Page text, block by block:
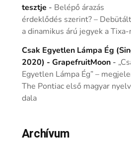
tesztje - Belépő árazás
érdeklődés szerint? –
a dinamikus árú jegyek a Tixa-
Csak Egyetlen Lámpa Ég
2020) - GrapefruitMoon-
Egyetlen Lámpa Ég” –
The Pontiac első magyar
dala
Archívum